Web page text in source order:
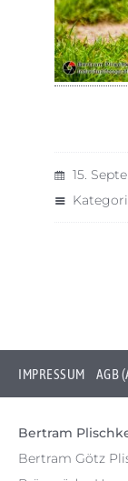
15.
IMPRESSUM AGB
Bertram
Bertram Götz